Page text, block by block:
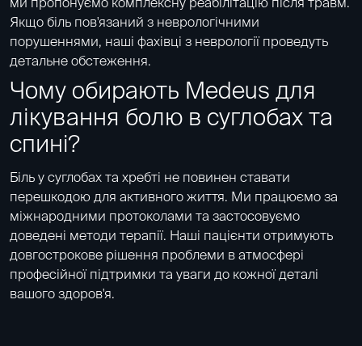
Якщо біль пов'язаний з неврологічними
порушеннями, наші фахівці з неврології проведуть
детальне обстеження.
Чому обирають Medeus для
лікування болю в суглобах та
спині?
Біль у суглобах та хребті не повинен ставати
перешкодою для активного життя. Ми працюємо за
міжнародними протоколами та застосовуємо
доведені методи терапії. Наші пацієнти отримують
довгострокове рішення проблеми в атмосфері
професійної підтримки та уваги до кожної деталі
вашого здоров'я.